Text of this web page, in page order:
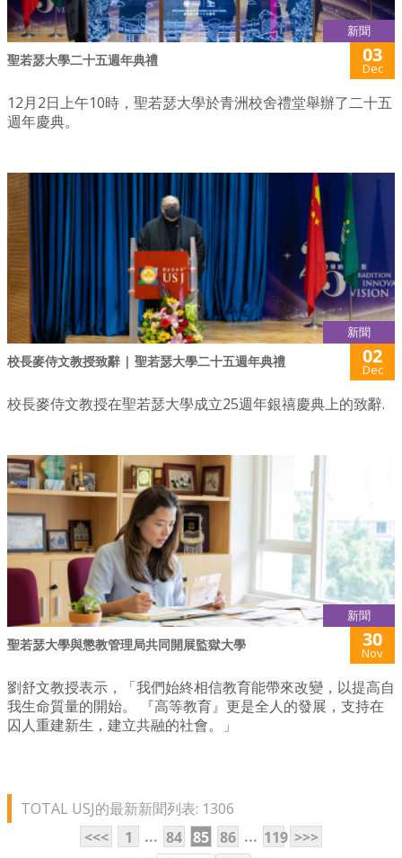
新聞
聖若瑟大學二十五週年典禮 03
Dec
12月2日上午10時，聖若瑟大學於青洲校舍禮堂舉辦了二十五
週年慶典。
新聞
校長麥侍文教授致辭 | 聖若瑟大學二十五週年典禮 02
Dec
校長麥侍文教授在聖若瑟大學成立25週年銀禧慶典上的致辭.
新聞
聖若瑟大學與懲教管理局共同開展監獄大學 30
Nov
劉舒文教授表示，「我們始終相信教育能帶來改變，以提高自
我生命質量的開始。 『高等教育』更是全人的發展，支持在
囚人重建新生，建立共融的社會。」
TOTAL USJ的最新新聞列表: 1306
<<<
1 ... 84 85 86 ... 119 >>>